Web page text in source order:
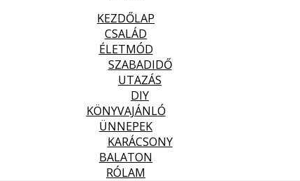
KEZDŐLAP
CSALÁD
ÉLETMÓD
SZABADIDŐ
UTAZÁS
DIY
KÖNYVAJÁNLÓ
ÜNNEPEK
KARÁCSONY
BALATON
RÓLAM